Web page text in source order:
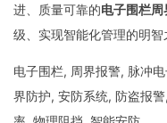
进、质量可靠的电子围栏
级、实现智能化管理的明智
电子围栏, 周界报警, 脉冲
界防护, 安防系统, 防盗报